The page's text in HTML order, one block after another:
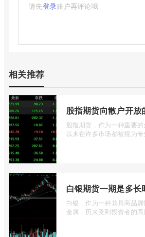
请先登录账户再评论哦
相关推荐
股指期货，作为一种重要
以来在许多市场都被视为
白银，作为一种兼具商品
金属，历来受到投资者的高